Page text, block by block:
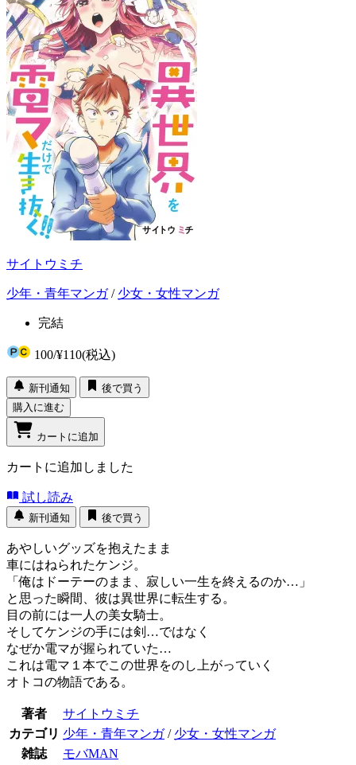
サイトウミチ
少年・青年マンガ/ 少女・女性マンガ
完結
100/¥110(税込)
新刊通知
後で買う
購入に進む
カートに追加
カートに追加しました
試し読み
新刊通知 後で買う
あやしいグッズを抱えたまま
車にはねられたケンジ。
「俺はドーテーのまま、寂しい一生を終えるのか…」
と思った瞬間、彼は異世界に転生する。
目の前には一人の美女騎士。
そしてケンジの手には剣…ではなく
なぜか電マが握られていた…
これは電マ１本でこの世界をのし上がっていく
オトコの物語である。
著者
サイトウミチ
カテゴリ 少年・青年マンガ/ 少女・女性マンガ
雑誌
モバMAN